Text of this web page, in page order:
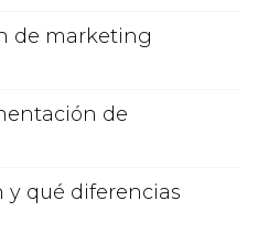
de marketing
de
y qué diferencias